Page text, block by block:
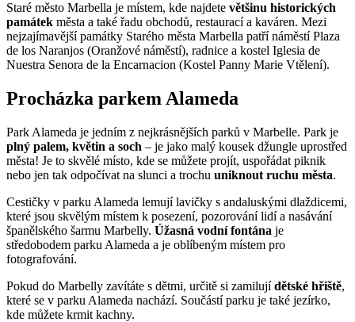
Staré město Marbella je místem, kde najdete většinu historických
památek města a také řadu obchodů, restaurací a kaváren. Mezi
nejzajímavější památky Starého města Marbella patří náměstí Plaza
de los Naranjos (Oranžové náměstí), radnice a kostel Iglesia de
Nuestra Senora de la Encarnacion (Kostel Panny Marie Vtělení).
Procházka parkem Alameda
Park Alameda je jedním z nejkrásnějších parků v Marbelle. Park je
plný palem, květin a soch – je jako malý kousek džungle uprostřed
města! Je to skvělé místo, kde se můžete projít, uspořádat piknik
nebo jen tak odpočívat na slunci a trochu uniknout ruchu města.
Cestičky v parku Alameda lemují lavičky s andaluskými dlaždicemi,
které jsou skvělým místem k posezení, pozorování lidí a nasávání
španělského šarmu Marbelly. Úžasná vodní fontána je
středobodem parku Alameda a je oblíbeným místem pro
fotografování.
Pokud do Marbelly zavítáte s dětmi, určitě si zamilujídětské hřiště,
které se v parku Alameda nachází. Součástí parku je také jezírko,
kde můžete krmit kachny.